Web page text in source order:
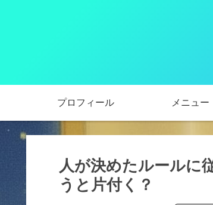
プロフィール メニュー
人が決めたルールに
うと片付く？